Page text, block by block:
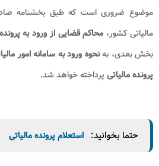
موضوع ضروری است که طبق بخشنامه
مالیاتی کشور، محاکم قضایی از ورود به
بخش بعدی، بهنحوه ورود به سامانه امور
پرونده مالیاتی پرداخته خواهد شد.
حتما بخوانید: استعلام پرونده مالیاتی